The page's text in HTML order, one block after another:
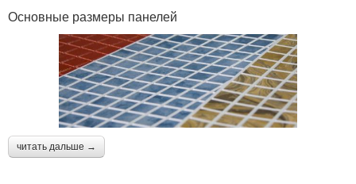
Основные размеры панелей
читать дальше →